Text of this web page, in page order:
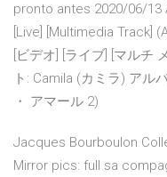
pronto antes 2020/06/13
[Live] [Multimedia Track]
[ビデオ] [ライブ] [マルチ
ト: Camila (カミラ) アル
・ アマール 2)
Jacques Bourboulon
Mirror pics: full sa